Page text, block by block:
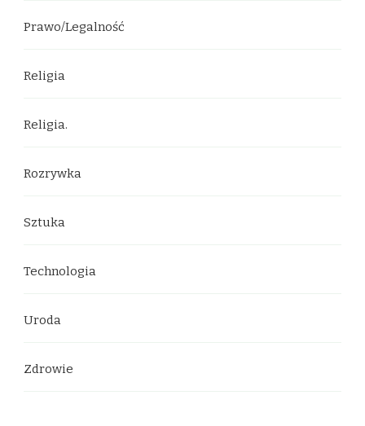
Prawo/Legalność
Religia
Religia.
Rozrywka
Sztuka
Technologia
Uroda
Zdrowie